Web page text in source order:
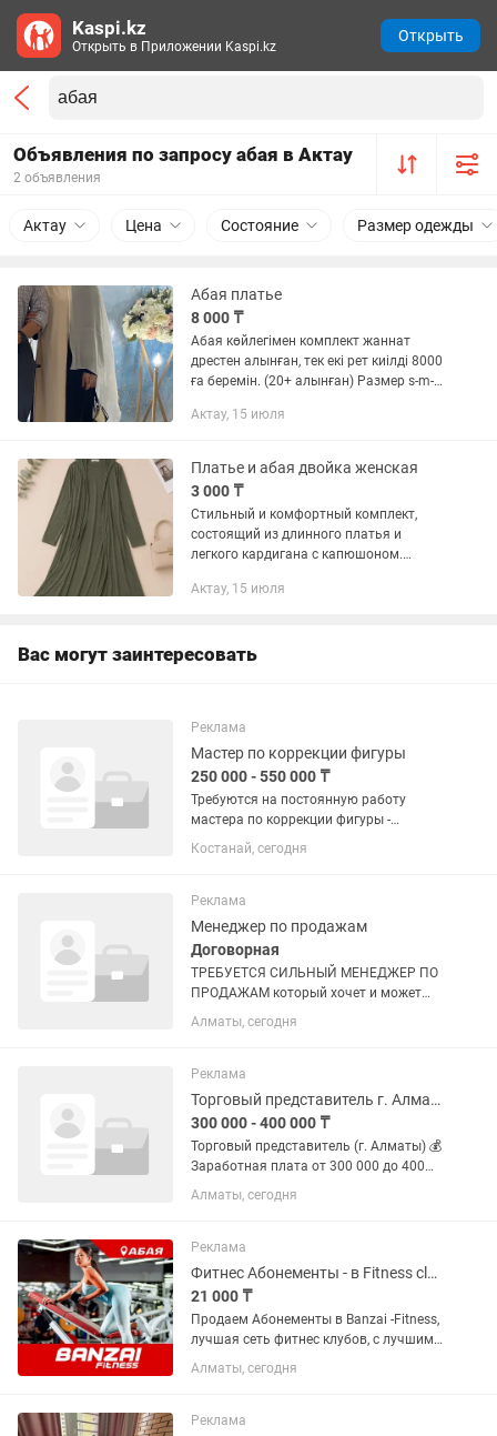
Объявления по запросу абая в Актау
2 объявления
Актау Цена Состояние Размер одежды
Абая платье
8 000 ₸
Абая көйлегімен комплект жаннат
дрестен алынған, тек екі рет киілді 8000
ға беремін. (20+ алынған) Размер s-m-l
Актау, 15 июля
Платье и абая двойка женская
3 000 ₸
Стильный и комфортный комплект,
состоящий из длинного платья и
легкого кардигана с капюшоном.
хаки, который легко сочетается с
Актау, 15 июля
Вас могут заинтересовать
Реклама
Мастер по коррекции фигуры
250 000 - 550 000 ₸
Требуются на постоянную работу
мастера по коррекции фигуры -
девушки от 23 до 45 лет. Обучение
предоставляется. Зарплата на % от
с 9:30 до 21:30 с графиком 5/2 или...
Костанай, сегодня
Реклама
Менеджер по продажам
Договорная
ТРЕБУЕТСЯ СИЛЬНЫЙ МЕНЕДЖЕР ПО
ПРОДАЖАМ который хочет и может
зарабатывать от 500 000 и высше
СФЕРА БАДОВ — Лиды с первого дня:
воронка разогрета — Зарплата: 💰...
Алматы, сегодня
Реклама
Торговый представитель г. Алматы (на выбор из 11 районов)
300 000 - 400 000 ₸
Торговый представитель (г. Алматы) 💰
Заработная плата от 300 000 до 400
000 тг на руки О компании ТОО Aprel
Retail приглашает в команду торговых
колбасных...
Алматы, сегодня
Реклама
Фитнес Абонементы - в Fitness club Banzai (на Абая). Продаем срочно!
21 000 ₸
Продаем Абонементы в Banzai -Fitness,
лучшая сеть фитнес клубов, с лучшими
в городе инструкторами и самыми
адекватными ценами в городе.
Все подробности по Телефону,...
Алматы, сегодня
Реклама
Kaspi.kz
Открыть в Приложении Kaspi.kz
Открыть